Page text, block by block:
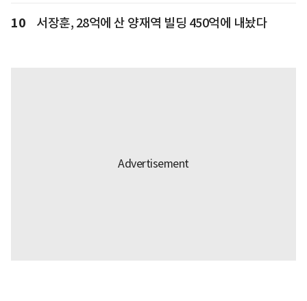
10 서장훈, 28억에 산 양재역 빌딩 450억에 내놨다